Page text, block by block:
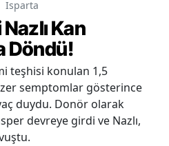
Isparta
Kan
Döndü!
teşhisi konulan 1,5
semptomlar gösterince
duydu. Donör olarak
devreye girdi ve Nazlı,